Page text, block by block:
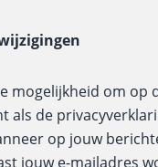
mogelijkheid om op
als de
op jouw
jouw e-mailadres